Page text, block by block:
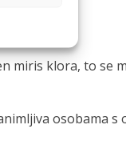
miris klora, to se
osobama